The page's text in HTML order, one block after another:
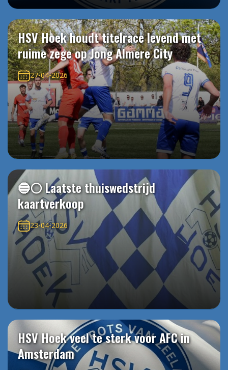
HSV Hoek houdt titelrace levend met
ruime zege op Jong Almere City
27-04-2026
🔵⚪️ Laatste thuiswedstrijd
kaartverkoop
23-04-2026
HSV Hoek veel te sterk voor AFC in
Amsterdam